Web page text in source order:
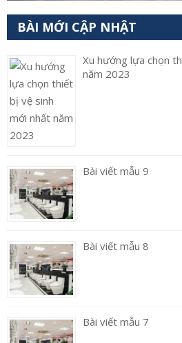
BÀI MỚI CẬP NHẬT
Xu hướng lựa chọn
năm 2023
Bài viết mẫu 9
Bài viết mẫu 8
Bài viết mẫu 7